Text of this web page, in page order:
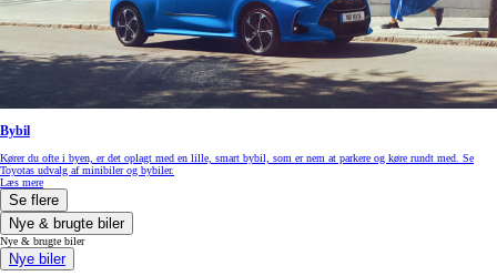
Bybil
Kører du ofte i byen, er det oplagt med en lille, smart bybil, som er nem at parkere og køre rundt med. Se
Toyotas udvalg af minibiler og bybiler.
Læs mere
Se flere
Nye & brugte biler
Nye & brugte biler
Nye biler